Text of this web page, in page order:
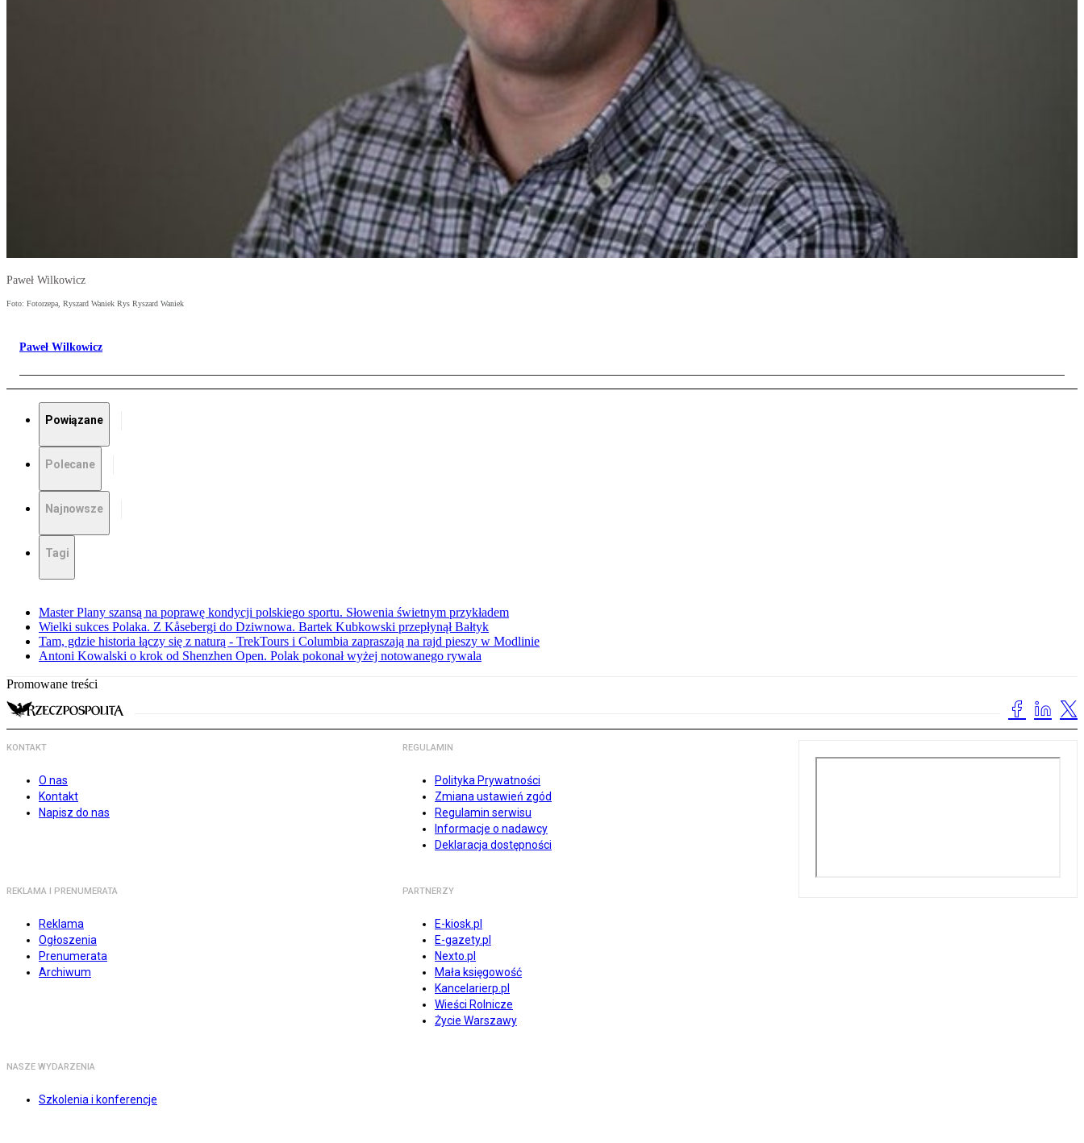
Paweł Wilkowicz
Foto: Fotorzepa, Ryszard Waniek Rys Ryszard Waniek
Paweł Wilkowicz
Powiązane
Polecane
Najnowsze
Tagi
Master Plany szansą na poprawę kondycji polskiego sportu. Słowenia świetnym przykładem
Wielki sukces Polaka. Z Kåsebergi do Dziwnowa. Bartek Kubkowski przepłynął Bałtyk
Tam, gdzie historia łączy się z naturą - TrekTours i Columbia zapraszają na rajd pieszy w Modlinie
Antoni Kowalski o krok od Shenzhen Open. Polak pokonał wyżej notowanego rywala
Promowane treści
KONTAKT
O nas
Kontakt
Napisz do nas
REGULAMIN
Polityka Prywatności
Zmiana ustawień zgód
Regulamin serwisu
Informacje o nadawcy
Deklaracja dostępności
REKLAMA I PRENUMERATA
Reklama
Ogłoszenia
Prenumerata
Archiwum
PARTNERZY
E-kiosk.pl
E-gazety.pl
Nexto.pl
Mała księgowość
Kancelarierp.pl
Wieści Rolnicze
Życie Warszawy
NASZE WYDARZENIA
Szkolenia i konferencje